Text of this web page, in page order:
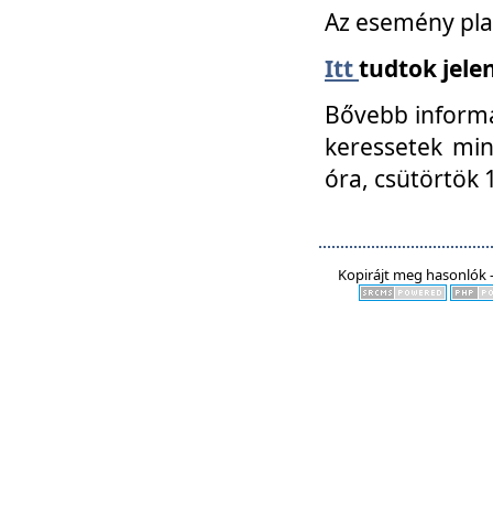
Az esemény
Itttudtok
Bővebb
keressetek
óra, csütörtök
Kopirájt meg hasonlók